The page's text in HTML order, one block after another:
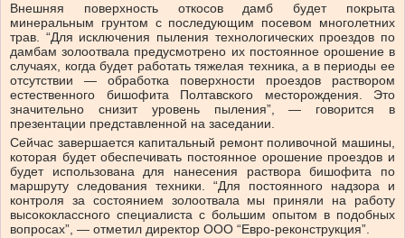
Внешняя поверхность откосов дамб будет покрыта
минеральным грунтом с последующим посевом многолетних
трав. “Для исключения пыления технологических проездов по
дамбам золоотвала предусмотрено их постоянное орошение в
случаях, когда будет работать тяжелая техника, а в периоды ее
отсутствии — обработка поверхности проездов раствором
естественного бишофита Полтавского месторождения. Это
значительно снизит уровень пыления”, — говорится в
презентации представленной на заседании.
Сейчас завершается капитальный ремонт поливочной машины,
которая будет обеспечивать постоянное орошение проездов и
будет использована для нанесения раствора бишофита по
маршруту следования техники. “Для постоянного надзора и
контроля за состоянием золоотвала мы приняли на работу
высококлассного специалиста с большим опытом в подобных
вопросах”, — отметил директор ООО “Евро-реконструкция”.